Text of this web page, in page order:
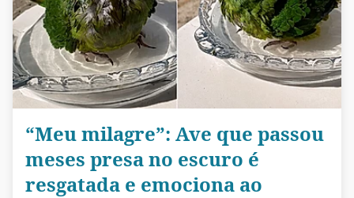
“Meu milagre”: Ave que passou
meses presa no escuro é
resgatada e emociona ao